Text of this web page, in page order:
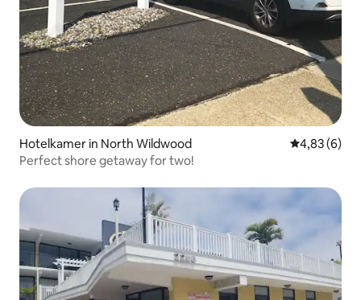
Hotelkamer in North Wildwood Gemiddelde
4,83 (6)
Perfect shore getaway for two!